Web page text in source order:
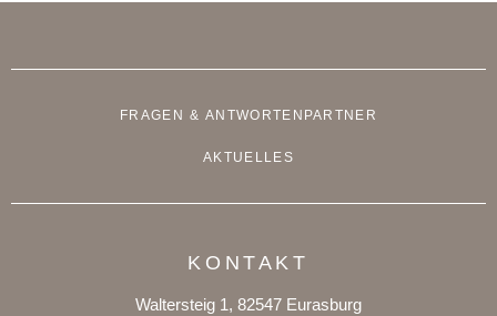
FRAGEN & ANTWORTEN PARTNER
AKTUELLES
KONTAKT
Waltersteig 1, 82547 Eurasburg